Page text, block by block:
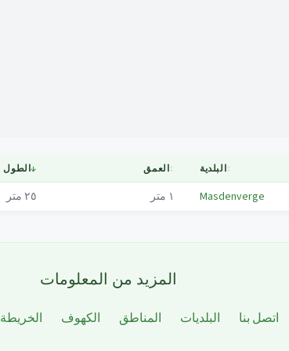
الطول↓ العمق↕ البلدية↕
٢٥ متر ١ متر Masdenverge
المزيد من المعلومات
الخريطة الكهوف المناطق البلديات اتصل بنا